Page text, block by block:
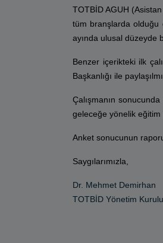
TOTBİD AGUH
tüm branşlarda olduğu
ayında ulusal düzeyde
Benzer içerikteki ilk
Başkanlığı ile
Çalışmanın
geleceğe yönelik eğitim
Anket sonucunun
Saygılarımızla,
Dr. Mehmet Demirhan
TOTBİD Yönetim